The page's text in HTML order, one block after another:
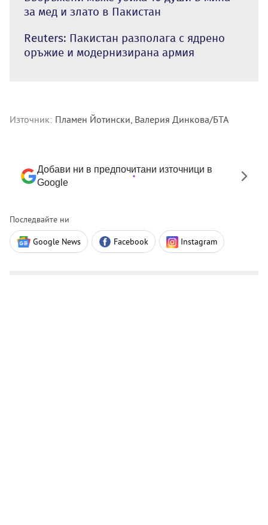
за мед и злато в Пакистан
Reuters: Пакистан разполага с ядрено
оръжие и модернизирана армия
Източник: Пламен Йотински, Валерия Динкова/БТА
Добави ни в предпочитани източници в
Google
Последвайте ни
Google News Facebook Instagram